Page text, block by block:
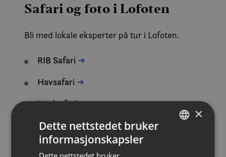
Safari og foto i Lofoten
Bli med lokale eksperter på tur i Lofoten.
RIB Safari ➜
Havsafari ➜
Hvalsafari➜
Lokal sightseeing➜
Nordlys➜
×
Dette nettstedet bruker
informasjonskapsler